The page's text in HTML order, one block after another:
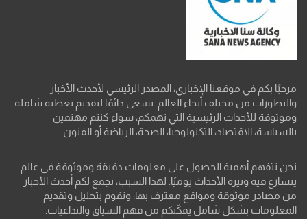
مرحبًا بكم في موقعنا الإخباري، المصدر الرئيسي لأحدث الأخبار
والتطورات من مختلف أنحاء العالم. نسعى دائمًا لتقديم تغطية شاملة
وموثوقة للأحداث الرئيسية التي تهمكم، سواء كنتم مهتمين
بالسياسة، الاقتصاد، التكنولوجيا، الصحة، الرياضة أو الفنون.
نحن نتفهم أهمية الحصول على معلومات دقيقة وموثوقة في عالم
يتسارع فيه وتيرة الأحداث يوميًا. لهذا السبب، نجمع لكم أحدث الأخبار
من مصادر موثوقة ومواقع معترف بها، ونقوم بتحليل وتقديم
المعلومات بشكل شامل يمكّنكم من فهم السياق والتداعيات.